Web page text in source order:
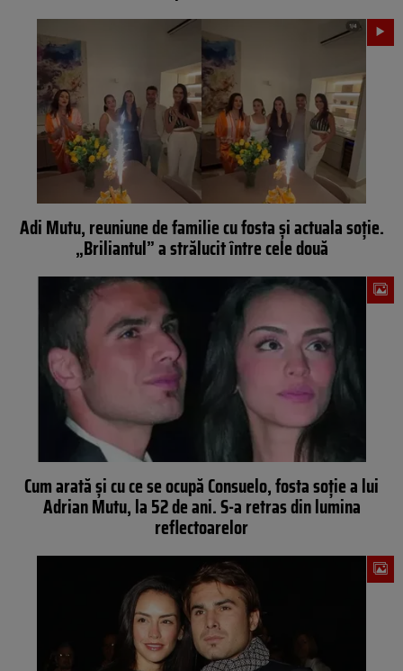
Adi Mutu, reuniune de familie cu fosta și actuala soție.
„Briliantul” a strălucit între cele două
Cum arată și cu ce se ocupă Consuelo, fosta soție a lui
Adrian Mutu, la 52 de ani. S-a retras din lumina
reflectoarelor